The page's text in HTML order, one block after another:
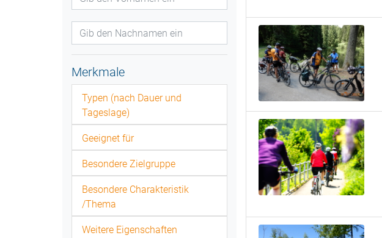
Merkmale
Typen (nach Dauer und
Tageslage)
Geeignet für
Besondere Zielgruppe
Besondere Charakteristik
/Thema
Weitere Eigenschaften